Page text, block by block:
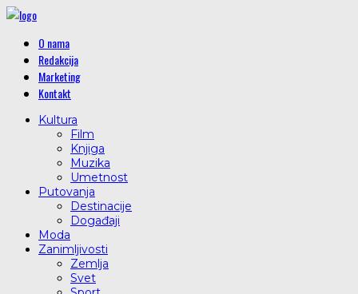
O nama
Redakcija
Marketing
Kontakt
Kultura
Film
Knjiga
Muzika
Umetnost
Putovanja
Destinacije
Događaji
Moda
Zanimljivosti
Zemlja
Svet